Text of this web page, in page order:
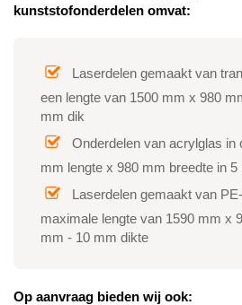
kunststofonderdelen omvat:
Laserdelen gemaakt van
een lengte van 1500 mm x 980
mm dik
Onderdelen van acrylglas in
mm lengte x 980 mm breedte in
Laserdelen gemaakt van
maximale lengte van 1590 mm x
mm - 10 mm dikte
Op aanvraag bieden wij ook: